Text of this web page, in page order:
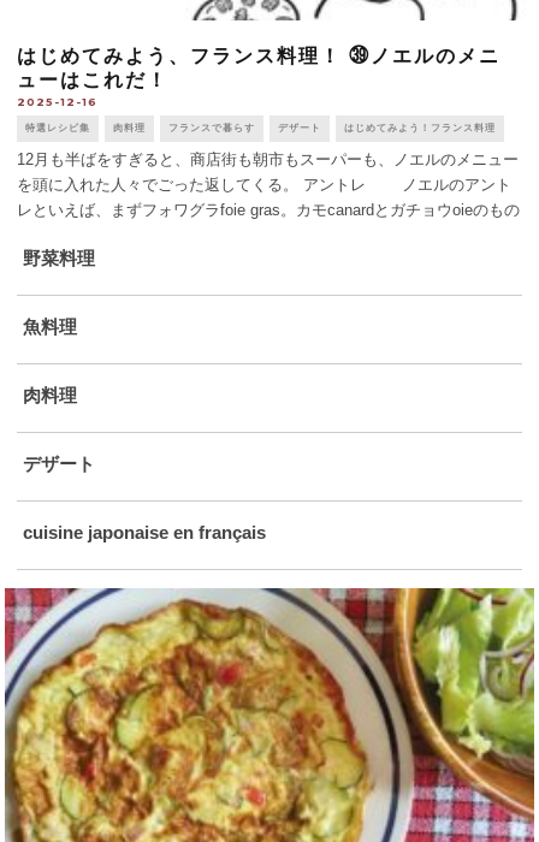
はじめてみよう、フランス料理！ ㊴ノエルのメニ
ューはこれだ！
2025-12-16
特選レシピ集 肉料理 フランスで暮らす デザート はじめてみよう！フランス料理
12月も半ばをすぎると、商店街も朝市もスーパーも、ノエルのメニュー
を頭に入れた人々でごった返してくる。 アントレ ノエルのアント
レといえば、まずフォワグラfoie gras。カモcanardとガチョウoieのもの
次 [...]
野菜料理
魚料理
肉料理
デザート
cuisine japonaise en français